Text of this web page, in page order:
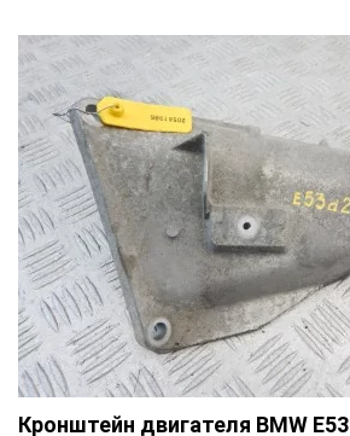
Кронштейн двигателя BMW E53